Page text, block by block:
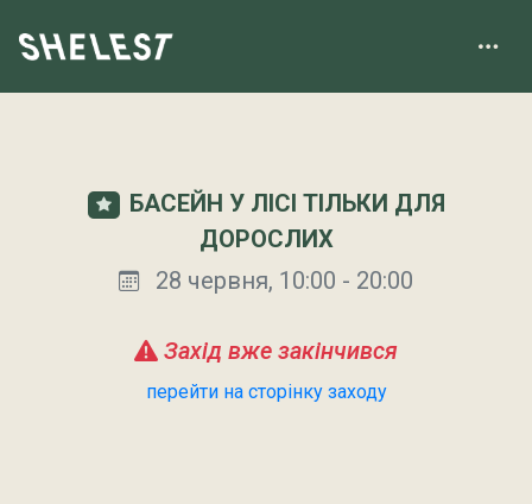
БАСЕЙН У ЛІСІ ТІЛЬКИ ДЛЯ
ДОРОСЛИХ
28 червня, 10:00 - 20:00
Захід вже закінчився
перейти на сторінку заходу